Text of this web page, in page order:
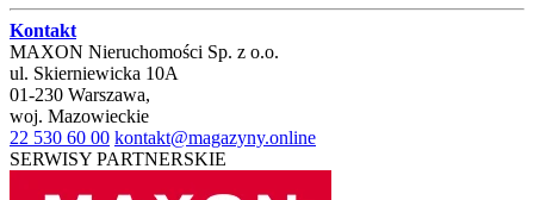
Kontakt
MAXON Nieruchomości Sp. z o.o.
ul. Skierniewicka 10A
01-230 Warszawa,
woj. Mazowieckie
22 530 60 00 kontakt@magazyny.online
SERWISY PARTNERSKIE